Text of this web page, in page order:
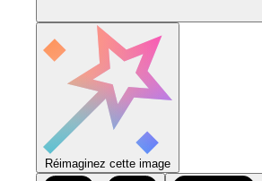
Réimaginez cette image